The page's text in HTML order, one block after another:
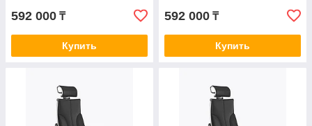
592 000 ₸
Купить
592 000 ₸
Купить